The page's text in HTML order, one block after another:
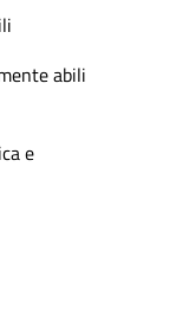
abili
e